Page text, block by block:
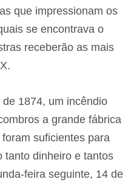
que impressionam os
se encontrava o
receberão as mais
1874, um incêndio
a grande fábrica
suficientes para
tanto dinheiro e tantos
feira seguinte, 14 de